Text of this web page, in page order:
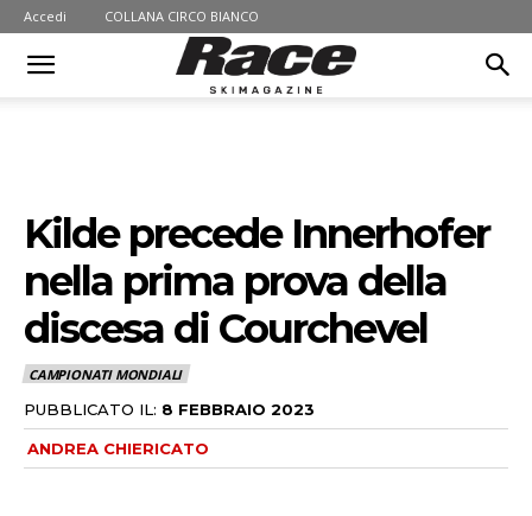
Accedi COLLANA CIRCO BIANCO
Kilde precede Innerhofer
nella prima prova della
discesa di Courchevel
CAMPIONATI MONDIALI
PUBBLICATO IL: 8 FEBBRAIO 2023
ANDREA CHIERICATO